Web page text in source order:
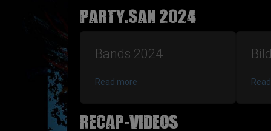
Party.San 2024
Bands 2024
Read more
Recap-Videos